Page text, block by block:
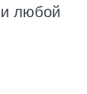
любой